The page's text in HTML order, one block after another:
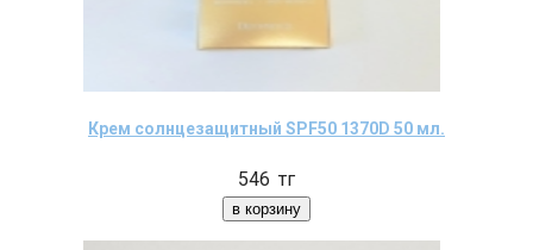
Крем солнцезащитный SPF50 1370D 50 мл.
546 тг